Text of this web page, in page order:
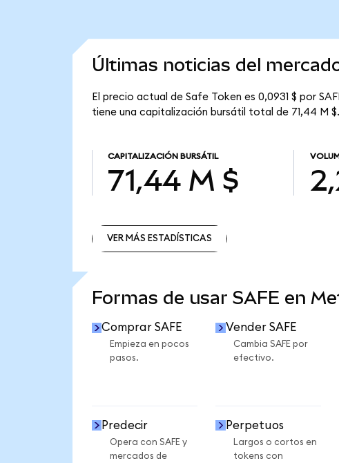
Últimas noticias del
El precio actual de Safe Token es 0,0931 $ por
tiene una capitalización bursátil total de 71,44 M $.
CAPITALIZACIÓN BURSÁTIL
71,44 M $
VER MÁS ESTADÍSTICAS
Formas de usar SAFE en
Comprar SAFE
Empieza en pocos
pasos.
Vender SAFE
Cambia SAFE por
efectivo.
Predecir
Opera con SAFE y
mercados de
Perpetuos
Largos o cortos en
tokens con